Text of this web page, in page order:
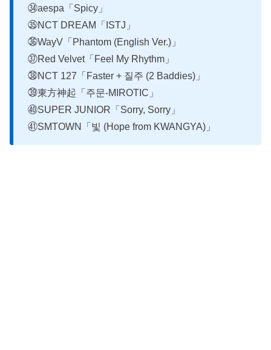
㉞aespa「Spicy」
㉟NCT DREAM「ISTJ」
㊱WayV「Phantom (English Ver.)」
㊲Red Velvet「Feel My Rhythm」
㊳NCT 127「Faster + 질주 (2 Baddies)」
㊴東方神起「주문-MIROTIC」
㊵SUPER JUNIOR「Sorry, Sorry」
㊶SMTOWN「빛 (Hope from KWANGYA)」